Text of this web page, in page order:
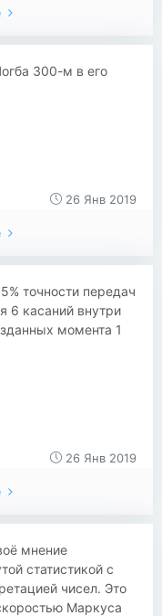
300-м в его
26 Янв 2019
точности передач
6 касаний внутри
момента 1
26 Янв 2019
мнение
статистикой с
чисел. Это
Маркуса